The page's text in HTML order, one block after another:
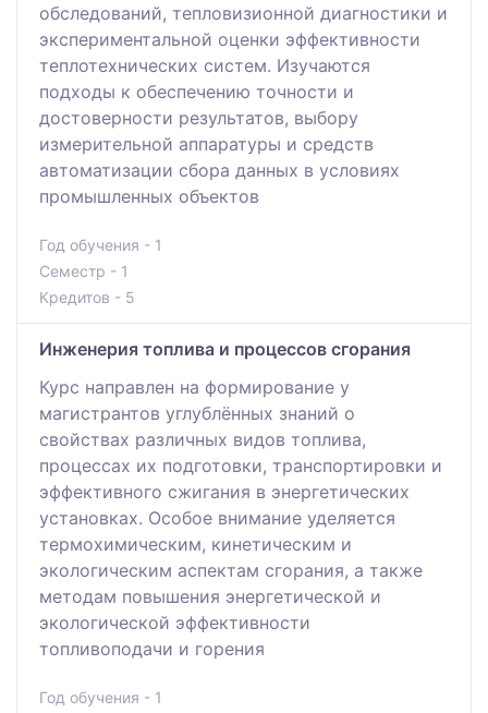
обследований, тепловизионной диагностики и
экспериментальной оценки эффективности
теплотехнических систем. Изучаются
подходы к обеспечению точности и
достоверности результатов, выбору
измерительной аппаратуры и средств
автоматизации сбора данных в условиях
промышленных объектов
Год обучения - 1
Семестр - 1
Кредитов - 5
Инженерия топлива и процессов сгорания
Курс направлен на формирование у
магистрантов углублённых знаний о
свойствах различных видов топлива,
процессах их подготовки, транспортировки и
эффективного сжигания в энергетических
установках. Особое внимание уделяется
термохимическим, кинетическим и
экологическим аспектам сгорания, а также
методам повышения энергетической и
экологической эффективности
топливоподачи и горения
Год обучения - 1